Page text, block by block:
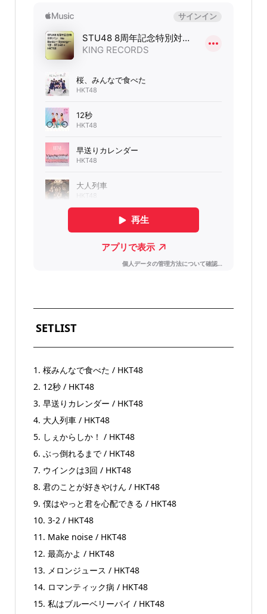
SETLIST
1. 桜みんなで食べた / HKT48
2. 12秒 / HKT48
3. 早送りカレンダー / HKT48
4. 大人列車 / HKT48
5. しぇからしか！ / HKT48
6. ぶっ倒れるまで / HKT48
7. ウインクは3回 / HKT48
8. 君のことが好きやけん / HKT48
9. 僕はやっと君を心配できる / HKT48
10. 3-2 / HKT48
11. Make noise / HKT48
12. 最高かよ / HKT48
13. メロンジュース / HKT48
14. ロマンティック病 / HKT48
15. 私はブルーベリーパイ / HKT48